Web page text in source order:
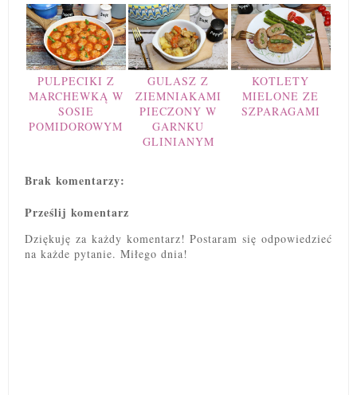
PULPECIKI Z
MARCHEWKĄ W
SOSIE
POMIDOROWYM
GULASZ Z
ZIEMNIAKAMI
PIECZONY W
GARNKU
GLINIANYM
KOTLETY
MIELONE ZE
SZPARAGAMI
Brak komentarzy:
Prześlij komentarz
Dziękuję za każdy komentarz! Postaram się odpowiedzieć
na każde pytanie. Miłego dnia!